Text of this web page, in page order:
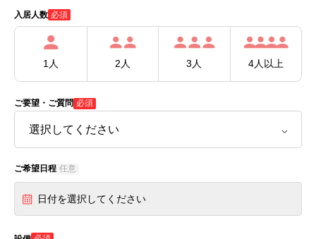
入居人数 必須
1人 2人 3人 4人以上
ご要望・ご質問 必須
ご希望日程 任意
日付を選択してください